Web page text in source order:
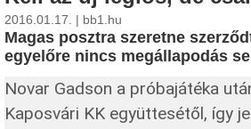
2016.01.17. | bb1.hu
Magas posztra szeretne
egyelőre nincs megállapodás
Novar Gadson a próbajátéka
Kaposvári KK együttesétől, így